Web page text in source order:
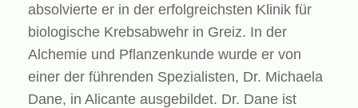
absolvierte er in der erfolgreichsten Klinik für
biologische Krebsabwehr in Greiz. In der
Alchemie und Pflanzenkunde wurde er von
einer der führenden Spezialisten, Dr. Michaela
Dane, in Alicante ausgebildet. Dr. Dane ist